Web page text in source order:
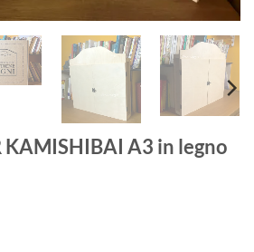
KAMISHIBAI A3 in legno